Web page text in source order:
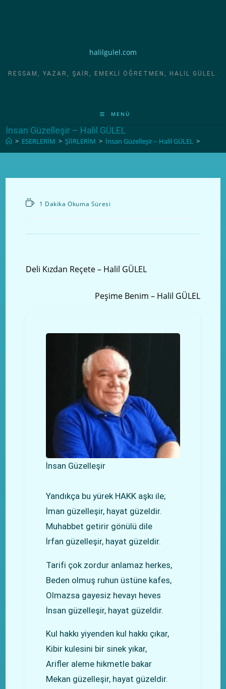
halilgulel.com
RESSAM, YAZAR, ŞAIR, EMEKLI ÖĞRETMEN, HALIL GÜLEL.
MENÜ
İnsan Güzelleşir – Halil GÜLEL
> ESERLERİM > ŞİİRLERİM > İnsan Güzelleşir – Halil GÜLEL >
1 Dakika Okuma Süresi
Deli Kızdan Reçete – Halil GÜLEL
Peşime Benim – Halil GÜLEL
İnsan Güzelleşir
Yandıkça bu yürek HAKK aşkı ile;
İman güzelleşir, hayat güzeldir.
Muhabbet getirir gönülü dile
İrfan güzelleşir, hayat güzeldir.
Tarifi çok zordur anlamaz herkes,
Beden olmuş ruhun üstüne kafes,
Olmazsa gayesiz hevayı heves
İnsan güzelleşir, hayat güzeldir.
Kul hakkı yiyenden kul hakkı çıkar,
Kibir kulesini bir sinek yıkar,
Arifler aleme hikmetle bakar
Mekan güzelleşir, hayat güzeldir.